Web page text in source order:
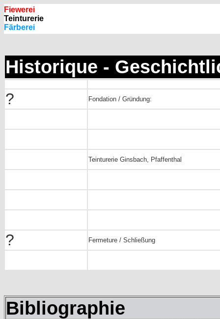
Fiewerei
Teinturerie
Färberei
Historique -
? Fondation / Gründung:
Teinturerie Ginsbach, Pfaffenthal
? Fermeture / Schließung
Bibliographie